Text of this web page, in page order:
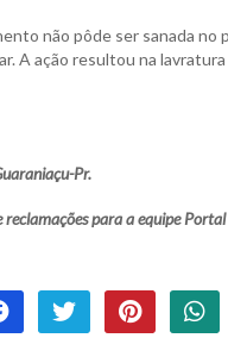
não pôde ser sanada no
A ação resultou na
Pr.
reclamações para a equipe